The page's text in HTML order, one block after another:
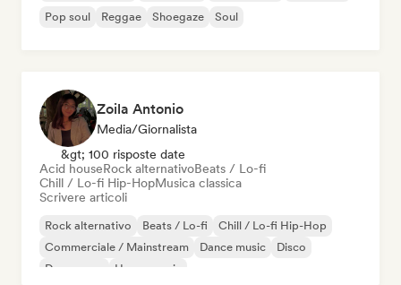
Pop soul
Reggae Shoegaze Soul
Zoila Antonio
Media/Giornalista
&gt; 100 risposte date
Acid houseRock alternativoBeats / Lo-fi
Chill / Lo-fi Hip-HopMusica classica
Scrivere articoli
Rock alternativo Beats / Lo-fi
Chill / Lo-fi Hip-Hop
Commerciale / Mainstream
Dance music
Disco
Dream pop
House music